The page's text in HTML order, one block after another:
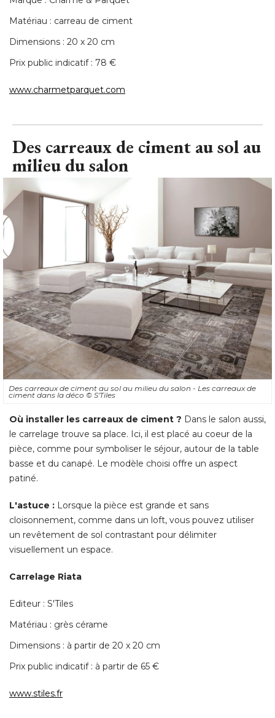
Matériau : carreau de ciment
Dimensions : 20 x 20 cm
Prix public indicatif : 78 €
www.charmetparquet.com
Des carreaux de ciment au sol au
milieu du salon
Des carreaux de ciment au sol au milieu du salon - Les carreaux de
ciment dans la déco © S'Tiles
Où installer les carreaux de ciment ? Dans le salon aussi,
le carrelage trouve sa place. Ici, il est placé au coeur de la
pièce, comme pour symboliser le séjour, autour de la table
basse et du canapé. Le modèle choisi offre un aspect
patiné.
L'astuce : Lorsque la pièce est grande et sans
cloisonnement, comme dans un loft, vous pouvez utiliser
un revêtement de sol contrastant pour délimiter
visuellement un espace.
Carrelage Riata
Editeur : S'Tiles
Matériau : grès cérame
Dimensions : à partir de 20 x 20 cm
Prix public indicatif : à partir de 65 €
www.stiles.fr